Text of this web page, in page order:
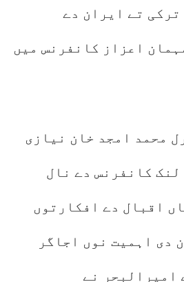
تے ایران دے
اعزاز کانفرنس میں
محمد امجد خان نیازی
کانفرنس دے نال
اقبال دے افکارتوں
دی اہمیت نوں اجاگر
امیرالبحر نے